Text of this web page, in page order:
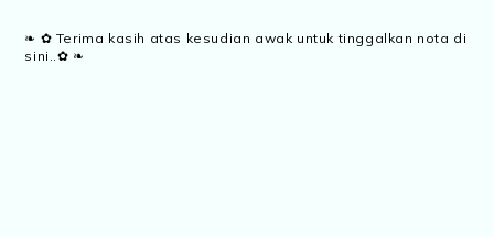
❧ ✿ Terima kasih atas kesudian awak untuk tinggalkan nota di
sini..✿ ❧